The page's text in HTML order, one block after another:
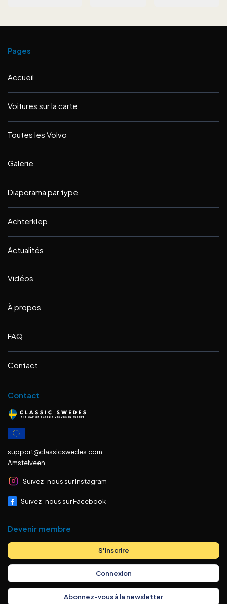
Pages
Accueil
Voitures sur la carte
Toutes les Volvo
Galerie
Diaporama par type
Achterklep
Actualités
Vidéos
À propos
FAQ
Contact
Contact
support@classicswedes.com
Amstelveen
Suivez-nous sur Instagram
Suivez-nous sur Facebook
Devenir membre
S'inscrire
Connexion
Abonnez-vous à la newsletter